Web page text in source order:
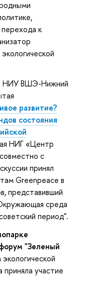
к
НИУ ВШЭ-Нижний
развитие?
состояния
НИГ «Центр
с
принял
Greenpeace в
представивший
среда
период".
"Зеленый
участие